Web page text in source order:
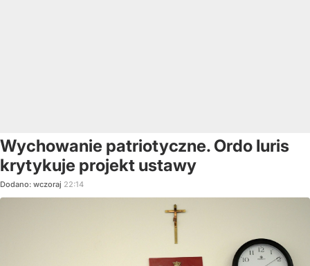
Wychowanie patriotyczne. Ordo Iuris
krytykuje projekt ustawy
Dodano: wczoraj 22:14